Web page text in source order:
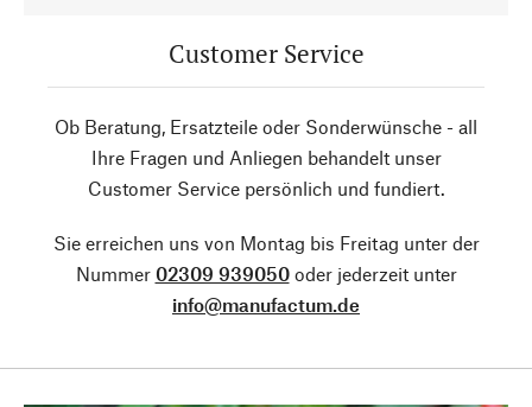
Customer Service
Ob Beratung, Ersatzteile oder Sonderwünsche - all
Ihre Fragen und Anliegen behandelt unser
Customer Service persönlich und fundiert.
Sie erreichen uns von Montag bis Freitag unter der
Nummer 02309 939050oder jederzeit unter
info@manufactum.de